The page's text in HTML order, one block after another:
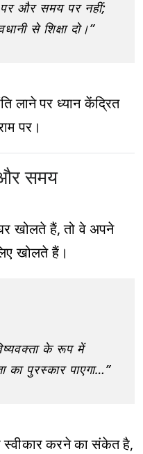
और समय पर नहीं;
से शिक्षा दो।”
लाने पर ध्यान केंद्रित
पर।
और समय
खोलते हैं, तो वे अपने
खोलते हैं।
के रूप में
का पुरस्कार पाएगा…”
स्वीकार करने का संकेत है,